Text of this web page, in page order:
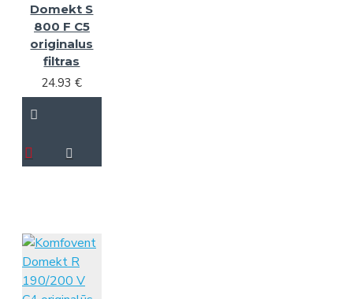
Domekt S
800 F C5
originalus
filtras
24.93 €